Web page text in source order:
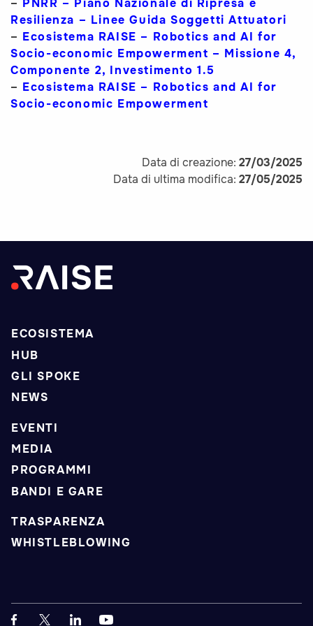
– PNRR – Piano Nazionale di Ripresa e
Resilienza – Linee Guida Soggetti Attuatori
– Ecosistema RAISE – Robotics and AI for
Socio-economic Empowerment – Missione 4,
Componente 2, Investimento 1.5
– Ecosistema RAISE – Robotics and AI for
Socio-economic Empowerment
Data di creazione: 27/03/2025
Data di ultima modifica: 27/05/2025
ECOSISTEMA
HUB
GLI SPOKE
NEWS
EVENTI
MEDIA
PROGRAMMI
BANDI E GARE
TRASPARENZA
WHISTLEBLOWING